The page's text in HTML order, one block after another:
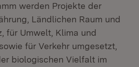
werden Projekte der
Ländlichen Raum und
für Umwelt, Klima und
für Verkehr umgesetzt,
biologischen Vielfalt im